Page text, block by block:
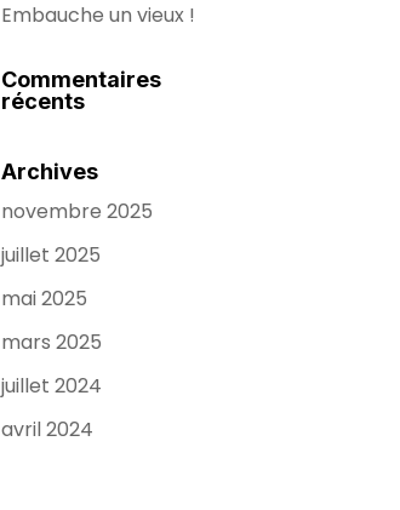
Embauche un vieux !
Commentaires
récents
Archives
novembre 2025
juillet 2025
mai 2025
mars 2025
juillet 2024
avril 2024